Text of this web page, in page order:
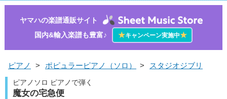
ヤマハの楽譜通販サイト
国内&輸入楽譜も豊富♪
★キャンペーン実施中★
ピアノ > ポピュラーピアノ（ソロ） > スタジオジブリ
ピアノソロ ピアノで弾く
魔女の宅急便